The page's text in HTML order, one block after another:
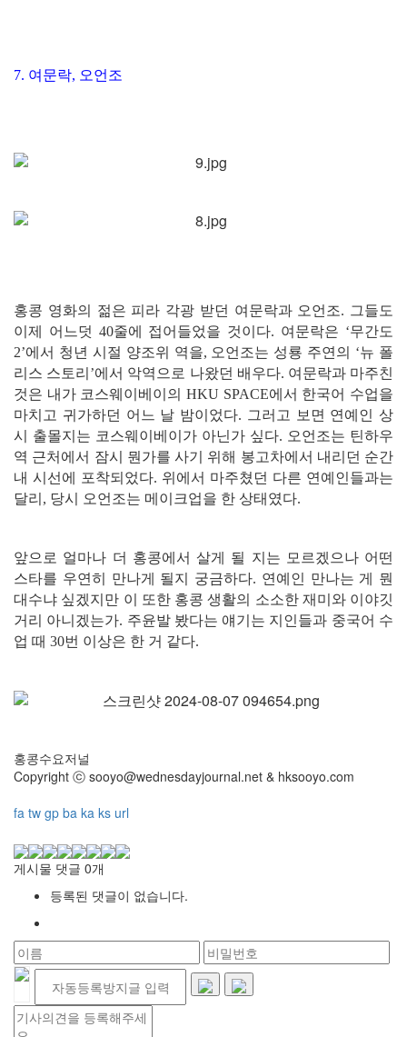
7. 여문락, 오언조
홍콩 영화의 젊은 피라 각광 받던 여문락과 오언조. 그들도
이제 어느덧 40줄에 접어들었을 것이다. 여문락은 ‘무간도
2’에서 청년 시절 양조위 역을, 오언조는 성룡 주연의 ‘뉴 폴
리스 스토리’에서 악역으로 나왔던 배우다. 여문락과 마주친
것은 내가 코스웨이베이의 HKU SPACE에서 한국어 수업을
마치고 귀가하던 어느 날 밤이었다. 그러고 보면 연예인 상
시 출몰지는 코스웨이베이가 아닌가 싶다. 오언조는 틴하우
역 근처에서 잠시 뭔가를 사기 위해 봉고차에서 내리던 순간
내 시선에 포착되었다. 위에서 마주쳤던 다른 연예인들과는
달리, 당시 오언조는 메이크업을 한 상태였다.
앞으로 얼마나 더 홍콩에서 살게 될 지는 모르겠으나 어떤
스타를 우연히 만나게 될지 궁금하다. 연예인 만나는 게 뭔
대수냐 싶겠지만 이 또한 홍콩 생활의 소소한 재미와 이야깃
거리 아니겠는가. 주윤발 봤다는 얘기는 지인들과 중국어 수
업 때 30번 이상은 한 거 같다.
홍콩수요저널
Copyright ⓒ sooyo@wednesdayjournal.net & hksooyo.com
fa tw gp ba ka ks url
게시물 댓글 0개
등록된 댓글이 없습니다.